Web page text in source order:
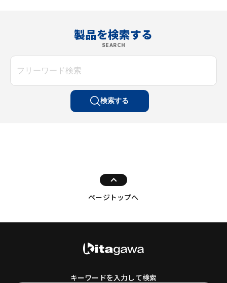
製品を検索する
SEARCH
検索する
ページトップへ
キーワードを入力して検索